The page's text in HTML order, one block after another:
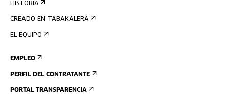
HISTORIA
CREADO EN TABAKALERA
EL EQUIPO
EMPLEO
PERFIL DEL CONTRATANTE
PORTAL TRANSPARENCIA